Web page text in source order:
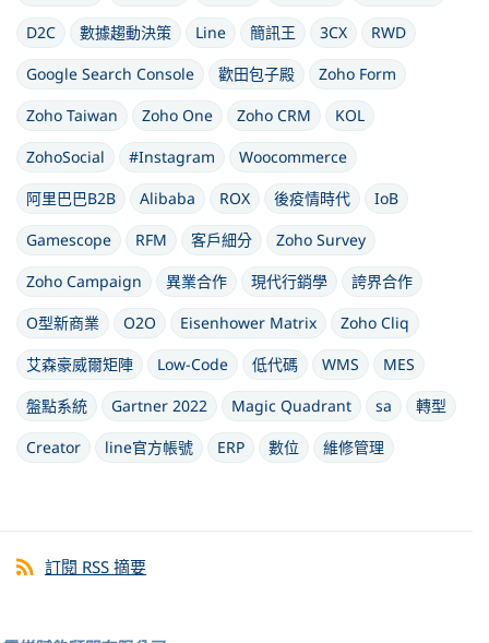
D2C
數據趨動決策 Line 簡訊王 3CX
RWD
Google Search Console
歡田包子殿
Zoho Form
Zoho Taiwan
Zoho One Zoho CRM
KOL
ZohoSocial
#Instagram
Woocommerce
阿里巴巴B2B
Alibaba ROX 後疫情時代
IoB
Gamescope
RFM 客戶細分
Zoho Survey
Zoho Campaign
異業合作 現代行銷學
誇界合作
O型新商業
O2O Eisenhower Matrix
Zoho Cliq
艾森豪威爾矩陣
Low-Code 低代碼 WMS
MES
盤點系統
Gartner 2022 Magic Quadrant sa
轉型
Creator
line官方帳號 ERP 數位 維修管理
訂閱 RSS 摘要